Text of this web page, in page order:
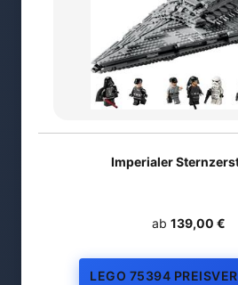
Imperialer
ab 139,00 €
LEGO 75394